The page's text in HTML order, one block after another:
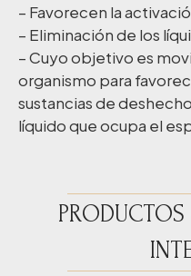
– Favorecen la
– Eliminación de los
– Cuyo objetivo es
organismo para
sustancias de
líquido que ocupa el